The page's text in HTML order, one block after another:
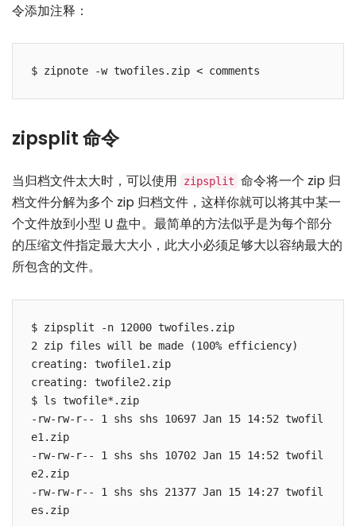
令添加注释：
$ zipnote -w twofiles.zip < comments
zipsplit 命令
当归档文件太大时，可以使用 zipsplit 命令将一个 zip 归
档文件分解为多个 zip 归档文件，这样你就可以将其中某一
个文件放到小型 U 盘中。最简单的方法似乎是为每个部分
的压缩文件指定最大大小，此大小必须足够大以容纳最大的
所包含的文件。
$ zipsplit -n 12000 twofiles.zip
2 zip files will be made (100% efficiency)
creating: twofile1.zip
creating: twofile2.zip
$ ls twofile*.zip
-rw-rw-r-- 1 shs shs 10697 Jan 15 14:52 twofil
e1.zip
-rw-rw-r-- 1 shs shs 10702 Jan 15 14:52 twofil
e2.zip
-rw-rw-r-- 1 shs shs 21377 Jan 15 14:27 twofil
es.zip